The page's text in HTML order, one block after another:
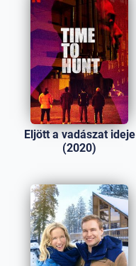
Eljött a vadászat ideje
(2020)